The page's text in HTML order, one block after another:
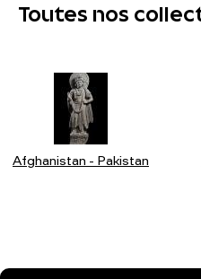
Toutes nos
Afghanistan - Pakistan